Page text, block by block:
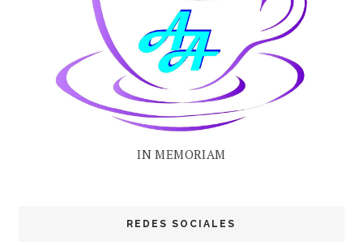
IN MEMORIAM
REDES SOCIALES